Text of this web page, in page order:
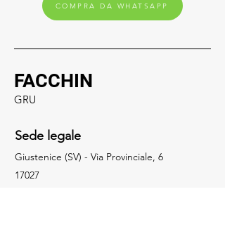
COMPRA DA WHATSAPP
FACCHIN
GRU
Sede legale
Giustenice (SV) - Via Provinciale, 6
17027